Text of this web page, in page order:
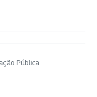
Pública